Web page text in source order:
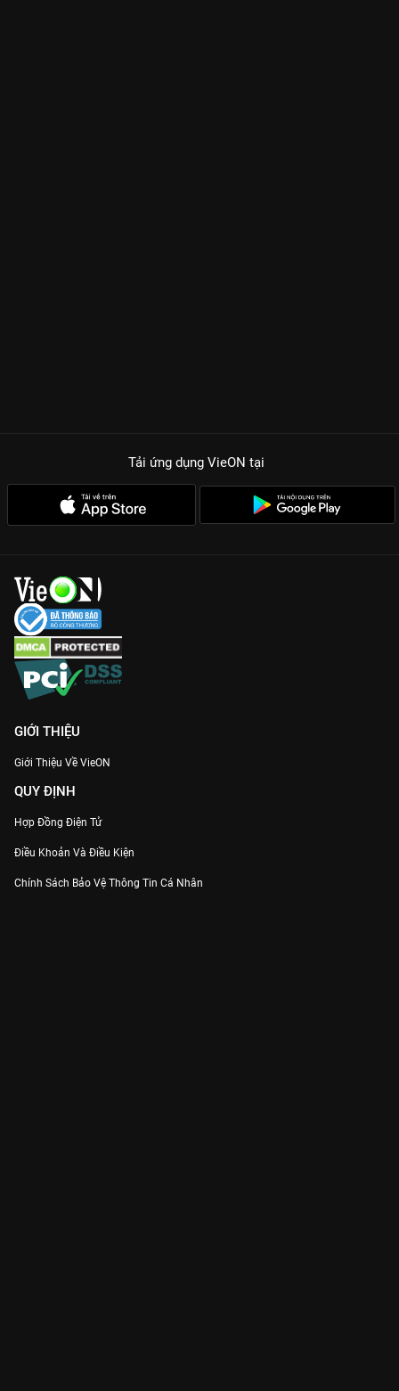
Tải ứng dụng VieON tại
GIỚI THIỆU
Giới Thiệu Về VieON
QUY ĐỊNH
Hợp Đồng Điện Tử
Điều Khoản Và Điều Kiện
Chính Sách Bảo Vệ Thông Tin Cá Nhân